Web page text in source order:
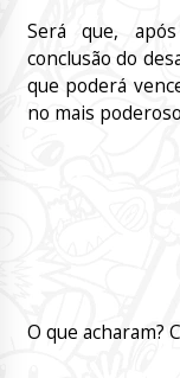
Será que,
conclusão do
que poderá
no mais
O que acharam?